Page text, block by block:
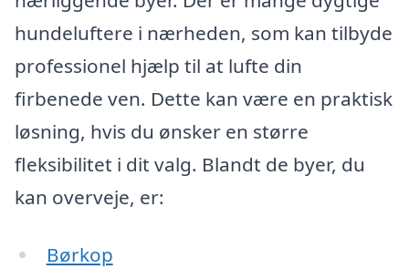
hundeluftere i nærheden, som kan tilbyde
professionel hjælp til at lufte din
firbenede ven. Dette kan være en praktisk
løsning, hvis du ønsker en større
fleksibilitet i dit valg. Blandt de byer, du
kan overveje, er:
Børkop